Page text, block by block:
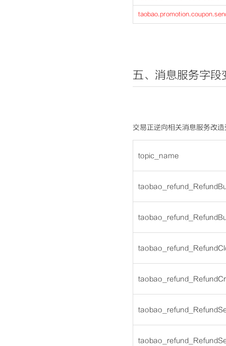
五、消息服务字段
交易正逆向相关消息服务改造
topic_name